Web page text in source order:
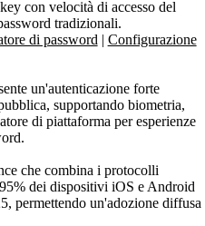
con velocità di accesso del
tradizionali.
di password | Configurazione
un'autenticazione forte
supportando biometria,
di piattaforma per esperienze
che combina i protocolli
dei dispositivi iOS e Android
permettendo un'adozione diffusa